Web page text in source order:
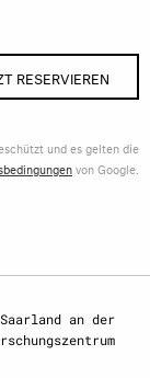
RESERVIEREN
und es gelten die
von Google.
an der